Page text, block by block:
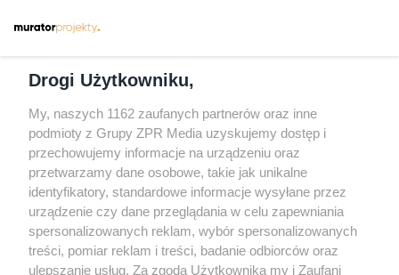
Odwiedź grupę na Facebooku
Gdybym budował drugi raz - mądry Polak
przed budową
Forum Muratora
Drogi Użytkowniku,
My, naszych 1162 zaufanych partnerów oraz inne
podmioty z Grupy ZPR Media uzyskujemy dostęp i
przechowujemy informacje na urządzeniu oraz
przetwarzamy dane osobowe, takie jak unikalne
identyfikatory, standardowe informacje wysyłane przez
urządzenie czy dane przeglądania w celu zapewniania
spersonalizowanych reklam, wybór spersonalizowanych
treści, pomiar reklam i treści, badanie odbiorców oraz
ulepszanie usług. Za zgodą Użytkownika my i Zaufani